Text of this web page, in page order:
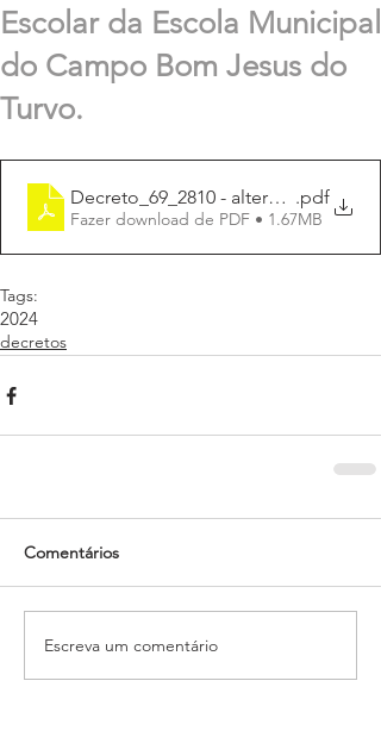
Escolar da Escola Municipal
do Campo Bom Jesus do
Turvo.
Decreto_69_2810 - .pdf
Fazer download de PDF • 1.67MB
Tags:
2024
decretos
Comentários
Escreva um comentário